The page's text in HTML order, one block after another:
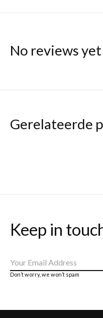
No reviews yet
Gerelateerde
Keep in
Don’t worry, we won’t spam